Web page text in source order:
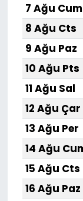
7 Ağu Cum
8 Ağu Cts
9 Ağu Paz
10 Ağu Pts
11 Ağu Sal
12 Ağu Çar
13 Ağu Per
14 Ağu
15 Ağu Cts
16 Ağu Paz